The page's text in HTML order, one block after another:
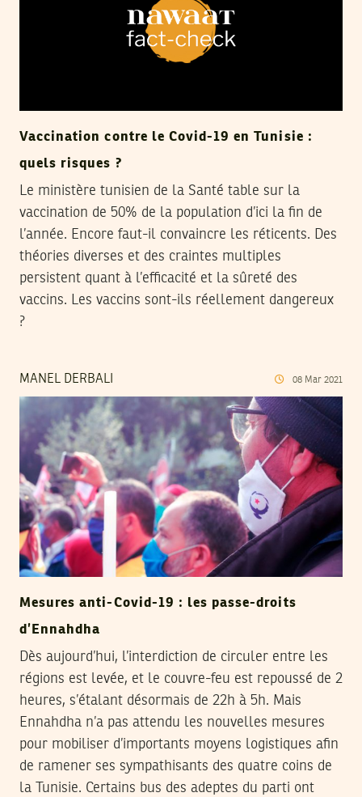
Vaccination contre le Covid-19 en Tunisie :
quels risques ?
Le ministère tunisien de la Santé table sur la
vaccination de 50% de la population d’ici la fin de
l’année. Encore faut-il convaincre les réticents. Des
théories diverses et des craintes multiples
persistent quant à l’efficacité et la sûreté des
vaccins. Les vaccins sont-ils réellement dangereux
?
MANEL DERBALI 08 Mar 2021
Mesures anti-Covid-19 : les passe-droits
d’Ennahdha
Dès aujourd’hui, l’interdiction de circuler entre les
régions est levée, et le couvre-feu est repoussé de 2
heures, s’étalant désormais de 22h à 5h. Mais
Ennahdha n’a pas attendu les nouvelles mesures
pour mobiliser d’importants moyens logistiques afin
de ramener ses sympathisants des quatre coins de
la Tunisie. Certains bus des adeptes du parti ont